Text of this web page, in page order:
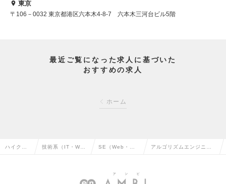
東京
〒106－0032 東京都港区六本木4-8-7 六本木三河台ビル5階
最近ご覧になった求人に基づいた
おすすめの求人
ホーム
ハイクラ 技術系（IT・We SE（Web・オ アルゴリズムエンジニア